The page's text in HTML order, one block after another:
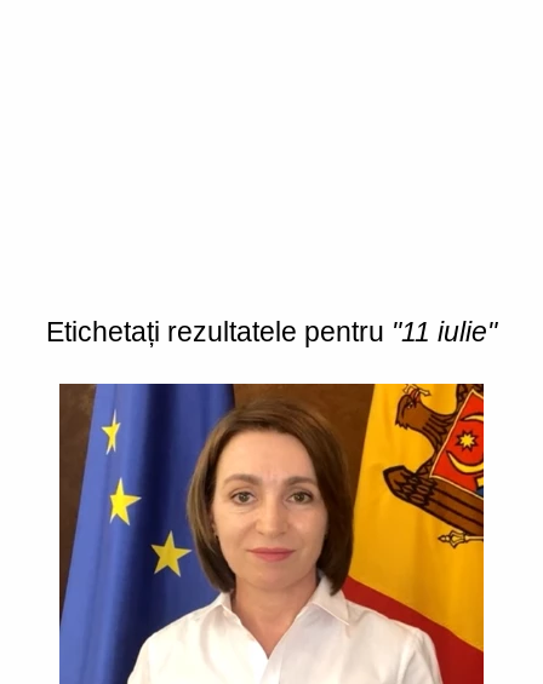
Etichetați rezultatele pentru "11 iulie"